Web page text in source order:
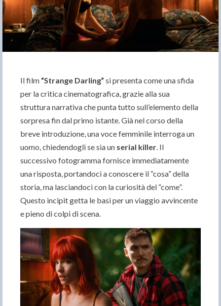
Il film “Strange Darling” si presenta come una sfida
per la critica cinematografica, grazie alla sua
struttura narrativa che punta tutto sull’elemento della
sorpresa fin dal primo istante. Già nel corso della
breve introduzione, una voce femminile interroga un
uomo, chiedendogli se sia un serial killer . Il
successivo fotogramma fornisce immediatamente
una risposta, portandoci a conoscere il “cosa” della
storia, ma lasciandoci con la curiosità del “come”.
Questo incipit getta le basi per un viaggio avvincente
e pieno di colpi di scena.